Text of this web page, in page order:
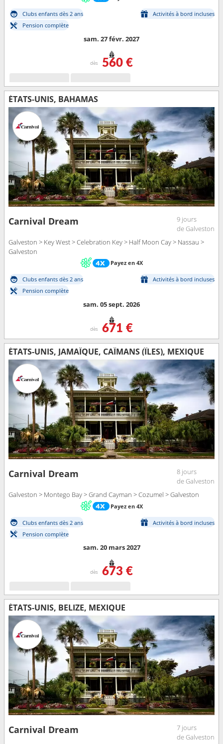
Clubs enfants dès 2 ans
Activités à bord incluses
Pension complète
sam. 27 févr. 2027
dès 560 €
ÉTATS-UNIS, BAHAMAS
Carnival Dream
9 jours
de Galveston
Galveston > Key West > Celebration Key > Half Moon Cay > Nassau >
Galveston
Payez en 4X
Clubs enfants dès 2 ans
Activités à bord incluses
Pension complète
sam. 05 sept. 2026
dès 671 €
ÉTATS-UNIS, JAMAÏQUE, CAÏMANS (ÎLES), MEXIQUE
Carnival Dream
8 jours
de Galveston
Galveston > Montego Bay > Grand Cayman > Cozumel > Galveston
Payez en 4X
Clubs enfants dès 2 ans
Activités à bord incluses
Pension complète
sam. 20 mars 2027
dès 673 €
ÉTATS-UNIS, BELIZE, MEXIQUE
Carnival Dream
7 jours
de Galveston